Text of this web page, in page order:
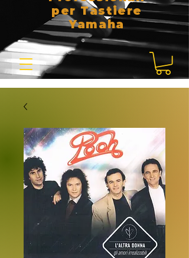
per Tastiere
Yamaha